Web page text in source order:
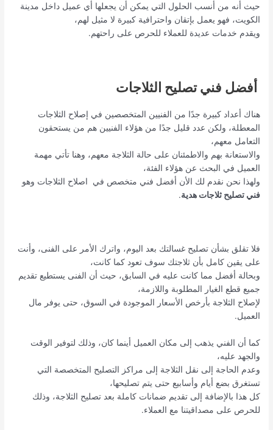
حيث أنه من أنسب الحلول التي يمكن أن يجعلها أي عميل داخل مدينة
الكويت، فهو يعمل بإتقان واحترافية كبيرة لا مثيل لهم،
ويقدم خدمات عديدة للعملاء للحرص على راحتهم.
أفضل فني تصليح الثلاجات
هناك أعداد كبيرة جدًا من الفنيين المتخصصين في إصلاح الثلاجات
المعطلة، ولكن عدد قليل جدًا من هؤلاء الفنيين هم من يستحقون
التعامل معهم،
والاستعانة بهم والاطمئنان على حالة الثلاجة معهم، وهنا تأتي مهمة
العميل في البحث عن هؤلاء الفئة،
ولهذا نحن نقدم لك الأن أفضل فني متخصص في اصلاح الثلاجات وهو
فني تصليح ثلاجات هدية.
فلا تقلق بشأن تصليح غسالتك بعد اليوم، واترك الأمر على الفنى، وأنت
على يقين كامل بأن ثلاجتك سوف تعود كما كانت،
وبحالة أفضل مما كانت عليه في السابق، حيث أن الفنى يستطيع تقديم
جميع قطع الغيار المطلوبة واللازمة،
لإصلاح الثلاجة بأرخص الأسعار الموجودة في السوق، حتى يوفر مال
العميل.
كما أن الفني يذهب إلى مكان العميل أينما كان، وذلك لتوفير الوقت
والجهد عليه،
وعدم الحاجة إلى نقل الثلاجة إلى مراكز التصليح المتخصصة التي
تستغرق بضع أيام وأسابيع حتى يتم تصليحها،
كل هذا بالإضافة إلى تقديم ضمانات كاملة بعد تصليح الثلاجة، وذلك
للحرص على مصداقيتنا مع العملاء.